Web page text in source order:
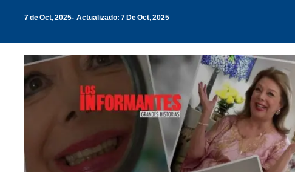
7 de Oct, 2025 Actualizado: 7 De Oct, 2025